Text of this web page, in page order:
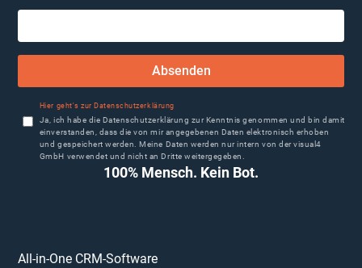
Absenden
Hier geht's zur Datenschutzerklärung
Ja, ich habe die Datenschutzerklärung zur Kenntnis genommen und bin damit
einverstanden, dass die von mir angegebenen Daten elektronisch erhoben
und gespeichert werden. Meine Daten werden nur intern von der visual4
GmbH verwendet und nicht an Dritte weitergegeben.
100% Mensch. Kein Bot.
All-in-One CRM-Software